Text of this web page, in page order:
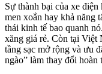
Sự thành bại của xe
men xoắn hay khả năng
thái kinh tế bao quanh
xăng giá rẻ. Còn tại Việt
tầng sạc mở rộng và ưu
ngào” làm thay đổi